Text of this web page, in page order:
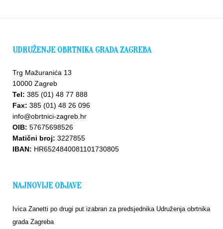
UDRUŽENJE OBRTNIKA GRADA ZAGREBA
Trg Mažuranića 13
10000 Zagreb
Tel: 385 (01) 48 77 888
Fax: 385 (01) 48 26 096
info@obrtnici-zagreb.hr
OIB: 57675698526
Matični broj: 3227855
IBAN: HR6524840081101730805
NAJNOVIJE OBJAVE
Ivica Zanetti po drugi put izabran za predsjednika Udruženja obrtnika
grada Zagreba